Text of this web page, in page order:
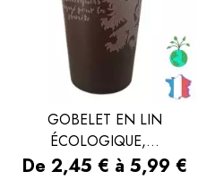
GOBELET EN LIN
ÉCOLOGIQUE,...
Prix
De 2,45 € à 5,99 €